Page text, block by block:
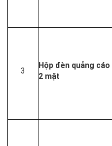
3
Hộp đèn quảng cáo
2 mặt